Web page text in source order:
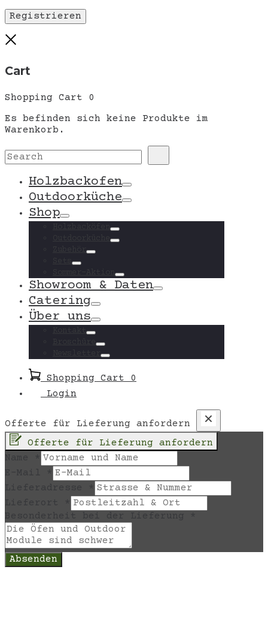
Registrieren
Cart
Shopping Cart 0
Es befinden sich keine Produkte im
Warenkorb.
Search
for:
Holzbackofen Toggle
Outdoorküche Toggle
Shop Toggle
Toggle
Toggle
Toggle
Toggle
Toggle
Showroom & Daten Toggle
Catering Toggle
Über uns Toggle
Toggle
Toggle
Toggle
Shopping Cart
0
Login
Offerte für Lieferung anfordern
Offerte für Lieferung anfordern
Name
E-Mail
Lieferadresse
Lieferort
Besonderheit bei der Lieferung
Absenden